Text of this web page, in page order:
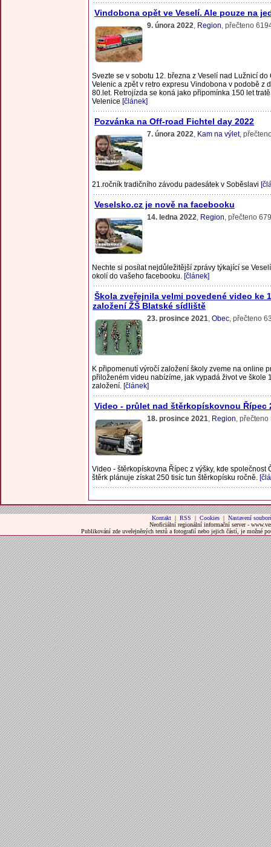
Vindobona opět ve Veselí. Ale pouze na
9. února 2022 Region , přečteno
Svezte se v sobotu 12. března z Veselí nad Lužnicí do
Velenic a zpět v retro expresu Vindobona v podobě z
80.let. Retrojízda se koná jako připomínka 150 let
Velenice [článek]
Pozvánka na Off-road Fichtel day 2022
7. února 2022 Kam na výlet,
21.ročník tradičního závodu padesátek v Soběslavi
Veselsko.cz je nově na facebooku
14. ledna 2022 Region , přečteno
Nechte si posílat nejdůležitější zprávy týkající se
okolí do vašeho facebooku. [článek]
Škola zveřejnila velmi povedené video ke
založení ŽŠ Blatské sídliště
23. prosince 2021 ,Obec , přečteno
K připomenutí výročí založení školy zveme na online
přiloženém videu nabízíme, jak vypadá život ve škole
založení. [článek]
Video - průlet nad štěrkopískovnou Řípec
18. prosince 2021 Region ,
Video - štěrkopískovna Řípec z výšky, kde společnost
štěrk plánuje získat 250 tisíc tun štěrkopísku ročně.
Kontakt| RSS | Cookies| Nastavení
Neoficiální regionální informační server -
Publikování zde uveřejněných textů a fotografií nebo jejich částí, je možné